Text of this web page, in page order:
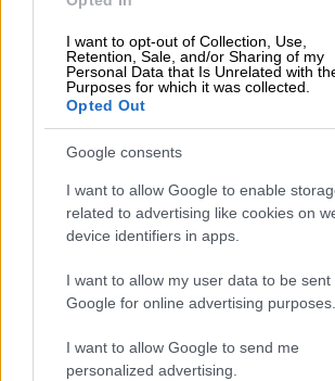
I want to opt-out of Collection, Use,
Retention, Sale, and/or Sharing of my
Personal Data that Is Unrelated with
Purposes for which it was collected.
Opted Out
Google consents
I want to allow Google to enable
related to advertising like cookies on
device identifiers in apps.
I want to allow my user data to be sent
Google for online advertising purposes.
I want to allow Google to send me
personalized advertising.
Χωρίς διδακτισμό
Αν και το «Mid-Century Modern»
στην καθημερινότητα
χαρακτήρων, δεν εγκλωβίζεται
να «εκπαιδεύσει» ή να εξηγήσει
τη φιλία μεταξύ γκέι ανδρών
και αμεσότητα, κάτι σπάνιο
πιο προοδευτικές πλατφόρμες.
στο σενάριο προσφέρουν έναν
καθρέφτη της LGBTQ+
υπερβολές ή καρικατούρες,
τις δυσκολίες του να